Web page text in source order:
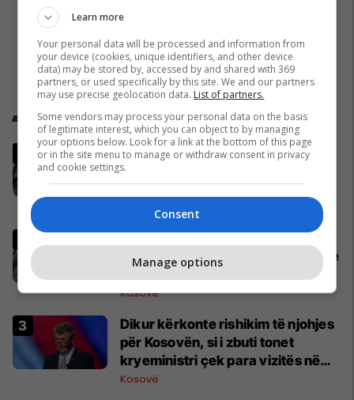
Trend Telegrafi
Rama: Shtëpia në "Rrugën A"
është ndërtuar pa leje dhe në
pronë komunale
dhe një shtetas i huaj në aksionin e
Kosovë
Dikur kërkonte rishikim të njohjes
për Kosovën, si i zbuti tonet
kryeministri çek para vizitës në
Beograd
Kosovë
Learn more
Your personal data will be processed and information from
your device (cookies, unique identifiers, and other device
data) may be stored by, accessed by and shared with 369
partners, or used specifically by this site. We and our partners
may use precise geolocation data. List of partners.
Some vendors may process your personal data on the basis
of legitimate interest, which you can object to by managing
your options below. Look for a link at the bottom of this page
or in the site menu to manage or withdraw consent in privacy
and cookie settings.
Consent
Manage options